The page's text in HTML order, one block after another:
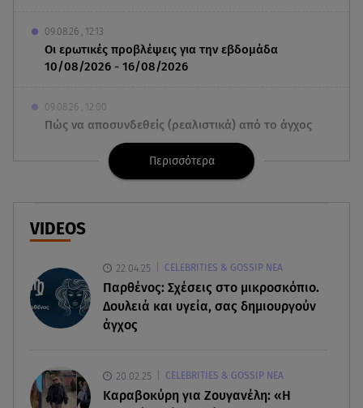
09.08.26 , 12:13
Οι ερωτικές προβλέψεις για την εβδομάδα
10/08/2026 - 16/08/2026
09.08.26 , 12:00
Πώς να αποσυνδεθείς (ρεαλιστικά) από το άγχος
στις διακοπές
Διακοπές στην Κρήτη κάνει ο πρωθυπουργός
09.08.26 , 11:48
Αλεξάνδρα Νίκα: Είναι περήφανη για την αδερφή
της Νταίζη - Η ανάρτηση
09.08.26 , 11:38
Κόσοβο: Βουλευτές πέταξαν αυγά στον
09.08.26 , 11:23
Περισσότερα
VIDEOS
22.04.25 CELEBRITIES & GOSSIP ΝΕΑ
Παρθένος: Σχέσεις στο μικροσκόπιο.
Δουλειά και υγεία, σας δημιουργούν
άγχος
20.02.25 CELEBRITIES & GOSSIP ΝΕΑ
Καραβοκύρη για Ζουγανέλη: «Η